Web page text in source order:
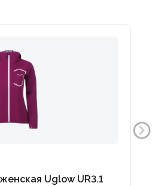
Uglow UR3.1